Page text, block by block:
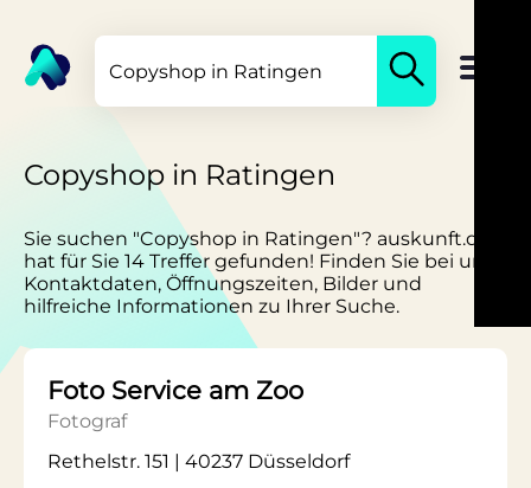
Copyshop in Ratingen
Sie suchen "Copyshop in Ratingen"? auskunft.de
hat für Sie 14 Treffer gefunden! Finden Sie bei uns
Kontaktdaten, Öffnungszeiten, Bilder und
hilfreiche Informationen zu Ihrer Suche.
Foto Service am Zoo
Fotograf
Rethelstr. 151 | 40237 Düsseldorf